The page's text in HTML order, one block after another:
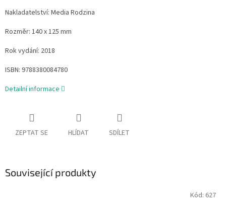
Nakladatelství: Media Rodzina
Rozměr: 140 x 125 mm
Rok vydání: 2018
ISBN: 9788380084780
Detailní informace
ZEPTAT SE HLÍDAT SDÍLET
Související produkty
Kód: 627